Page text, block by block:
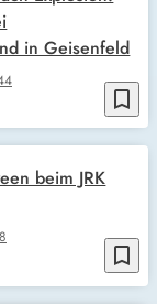
bookmark_border
in Geisenfeld
bookmark_border
beim JRK